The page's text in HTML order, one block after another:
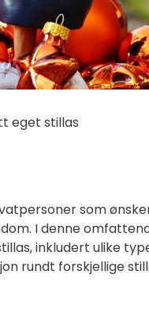
eget stillas
som
I denne
inkludert ulike
rundt forskjellige